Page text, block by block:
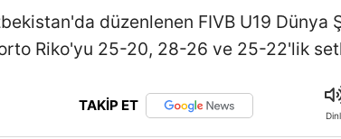
düzenlenen FIVB U19 Dünya
Riko'yu 25-20, 28-26 ve 25-22'lik
TAKİP ET